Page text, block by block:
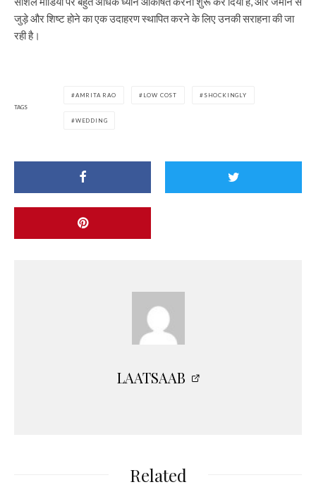
जुड़े और शिष्ट होने का एक उदाहरण स्थापित करने के लिए उनकी सराहना की जा
रही है।
TAGS
AMRITA RAO LOW COST SHOCKINGLY
WEDDING
LAATSAAB
Related